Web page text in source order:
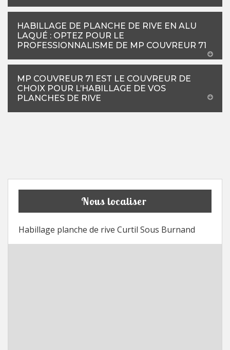
HABILLAGE DE PLANCHE DE RIVE EN ALU
LAQUÉ : OPTEZ POUR LE
PROFESSIONNALISME DE MP COUVREUR 71
MP COUVREUR 71 EST LE COUVREUR DE
CHOIX POUR L’HABILLAGE DE VOS
PLANCHES DE RIVE
Nous localiser
Habillage planche de rive Curtil Sous Burnand